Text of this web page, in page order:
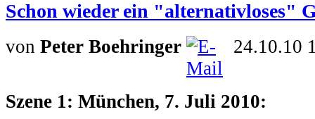
Schon wieder ein "alternativloses"
von Peter Boehringer 24.10.10
Szene 1: München, 7. Juli 2010: